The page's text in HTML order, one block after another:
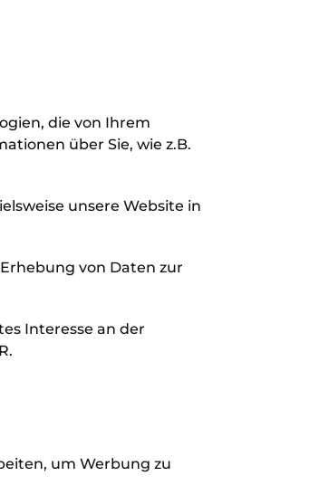
die von Ihrem
über Sie, wie z.B.
unsere Website in
von Daten zur
Interesse an der
um Werbung zu